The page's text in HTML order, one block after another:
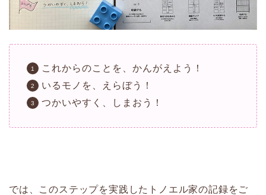
これからのことを、かんがえよう！
いるモノを、えらぼう！
つかいやすく、しまおう！
では、このステップを実践したトノエル家の記録をご